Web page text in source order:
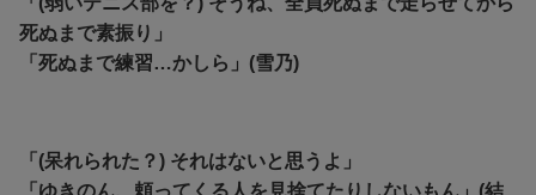
死ぬまで素振り」
「 死ぬまで練習…かしら」(雪乃)
「(呆れられた？) それはないと思うよ」
「ゆきのん、頼ってくる人を見捨てたりしないもん」(結